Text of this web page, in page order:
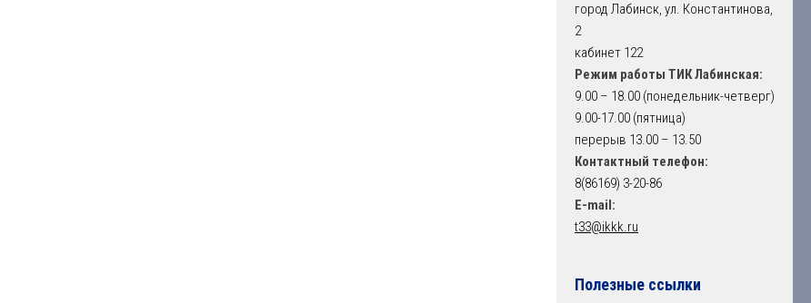
город Лабинск, ул. Константинова,
2
кабинет 122
Режим работы ТИК Лабинская:
9.00 – 18.00 (понедельник-четверг)
9.00-17.00 (пятница)
перерыв 13.00 – 13.50
Контактный телефон:
8(86169) 3-20-86
E-mail:
t33@ikkk.ru
Полезные ссылки